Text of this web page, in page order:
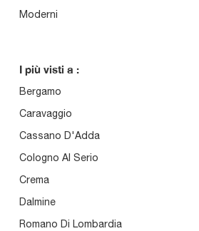
Moderni
I più visti a :
Bergamo
Caravaggio
Cassano D'Adda
Cologno Al Serio
Crema
Dalmine
Romano Di Lombardia